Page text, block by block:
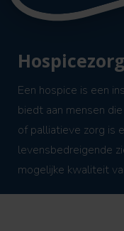
Hospicezorg
Een hospice is een
biedt aan mensen
of palliatieve zorg is
levensbedreigende
mogelijke kwaliteit